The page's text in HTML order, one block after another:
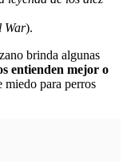
War).
brinda algunas
entienden mejor o
miedo para perros